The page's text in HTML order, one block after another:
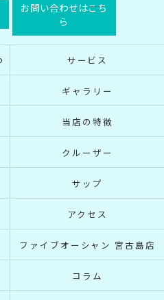
お問い合わせはこち
ら
サービス
ギャラリー
当店の特徴
クルーザー
サップ
アクセス
ファイブオーシャン 宮古島店
コラム